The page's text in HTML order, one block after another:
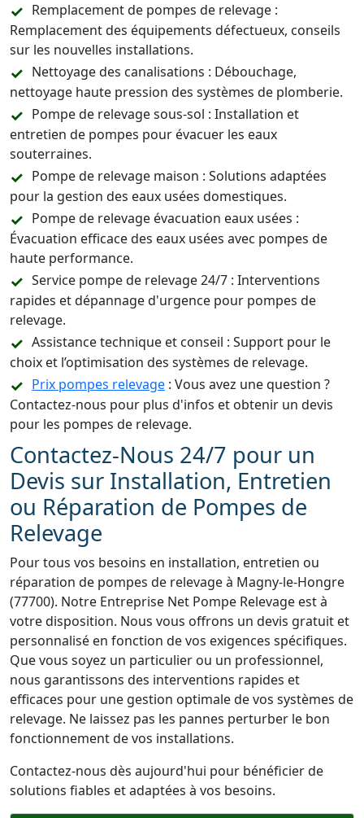
Remplacement de pompes de relevage :
Remplacement des équipements défectueux, conseils
sur les nouvelles installations.
Nettoyage des canalisations : Débouchage,
nettoyage haute pression des systèmes de plomberie.
Pompe de relevage sous-sol : Installation et
entretien de pompes pour évacuer les eaux
souterraines.
Pompe de relevage maison : Solutions adaptées
pour la gestion des eaux usées domestiques.
Pompe de relevage évacuation eaux usées :
Évacuation efficace des eaux usées avec pompes de
haute performance.
Service pompe de relevage 24/7 : Interventions
rapides et dépannage d'urgence pour pompes de
relevage.
Assistance technique et conseil : Support pour le
choix et l’optimisation des systèmes de relevage.
Prix pompes relevage : Vous avez une question ?
Contactez-nous pour plus d'infos et obtenir un devis
pour les pompes de relevage.
Contactez-Nous 24/7 pour un
Devis sur Installation, Entretien
ou Réparation de Pompes de
Relevage
Pour tous vos besoins en installation, entretien ou
réparation de pompes de relevage à Magny-le-Hongre
(77700). Notre Entreprise Net Pompe Relevage est à
votre disposition. Nous vous offrons un devis gratuit et
personnalisé en fonction de vos exigences spécifiques.
Que vous soyez un particulier ou un professionnel,
nous garantissons des interventions rapides et
efficaces pour une gestion optimale de vos systèmes de
relevage. Ne laissez pas les pannes perturber le bon
fonctionnement de vos installations.
Contactez-nous dès aujourd'hui pour bénéficier de
solutions fiables et adaptées à vos besoins.